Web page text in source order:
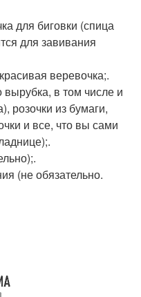
для биговки (спица
для завивания
веревочка;.
в том числе и
розочки из бумаги,
и все, что вы сами
(не обязательно.